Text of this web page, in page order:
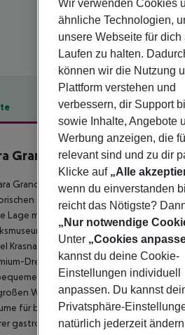
Hotelbeschreibung
Grand Hotel Krasnapolsky
Grand Hotel Krasnapolsky
Gebäude aus dem Jahr 1855
Lage mit Blick auf den Königspalast.
sind zu Fuß erreichbar. Der
Krasnapolsky Amsterdam verfügt über
Dreibettzimmer. Jedes Zimmer
Matratzen. Der Inbegriff von
Wintergarten aus dem 19.
für bis zu 1500 Personen. The White
gastronomischer Genuss, in dem
Wir verwenden Cookies
ähnliche Technologien,
unsere Webseite für dich
Laufen zu halten.
können wir die Nutzung
Plattform verstehen und
verbessern, dir Support
sowie Inhalte, Angebote
Werbung anzeigen, die
relevant sind und zu dir
Klicke auf „Alle
wenn du einverstanden
reicht das Nötigste?
„Nur notwendige
Unter „Cookies
kannst du deine Cookie-
Einstellungen individuell
anpassen. Du kannst
Privatsphäre-
natürlich jederzeit